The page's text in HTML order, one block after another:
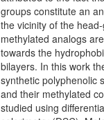
groups constitute an
the vicinity of the
methylated analogs
towards the
bilayers. In this work
synthetic polyphenolic
and their methylated
studied using